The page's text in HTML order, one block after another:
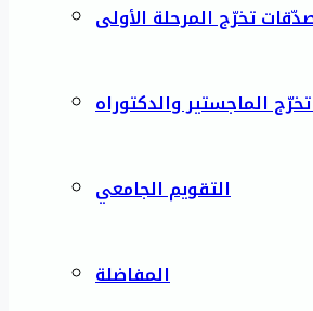
تخرّج المرحلة الأولى
الماجستير والدكتوراه
التقويم الجامعي
المفاضلة